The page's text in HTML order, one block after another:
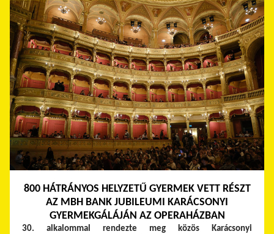
800 HÁTRÁNYOS HELYZETŰ GYERMEK VETT RÉSZT
AZ MBH BANK JUBILEUMI KARÁCSONYI
GYERMEKGÁLÁJÁN AZ OPERAHÁZBAN
30. alkalommal rendezte meg közös Karácsonyi